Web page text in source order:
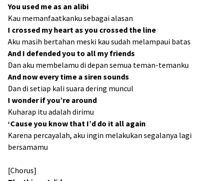
You used me as an alibi
Kau memanfaatkanku sebagai alasan
I crossed my heart as you crossed the line
Aku masih bertahan meski kau sudah melampaui batas
And I defended you to all my friends
Dan aku membelamu di depan semua teman-temanku
And now every time a siren sounds
Dan di setiap kali suara dering muncul
I wondеr if you’re around
Kuharap itu adalah dirimu
‘Cause you know that I’d do it all again
Karena percayalah, aku ingin melakukan segalanya lagi
bersamamu
[Chorus]